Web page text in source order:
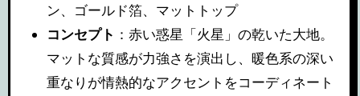
ン、ゴールド箔、マットトップ
コンセプト ：赤い惑星「火星」の乾いた大地。
マットな質感が力強さを演出し、暖色系の深い
重なりが情熱的なアクセントをコーディネート